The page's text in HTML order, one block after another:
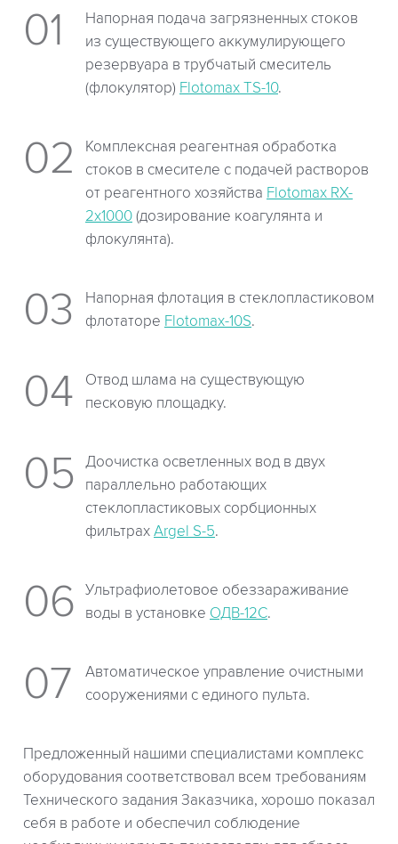
Напорная подача загрязненных стоков
из существующего аккумулирующего
резервуара в трубчатый смеситель
(флокулятор) Flotomax TS-10.
Комплексная реагентная обработка
стоков в смесителе с подачей растворов
от реагентного хозяйства Flotomax RX-
2х1000 (дозирование коагулянта и
флокулянта).
Напорная флотация в стеклопластиковом
флотаторе Flotomax-10S.
Отвод шлама на существующую
песковую площадку.
Доочистка осветленных вод в двух
параллельно работающих
стеклопластиковых сорбционных
фильтрах Argel S-5.
Ультрафиолетовое обеззараживание
воды в установке ОДВ-12С.
Автоматическое управление очистными
сооружениями с единого пульта.
Предложенный нашими специалистами комплекс
оборудования соответствовал всем требованиям
Технического задания Заказчика, хорошо показал
себя в работе и обеспечил соблюдение